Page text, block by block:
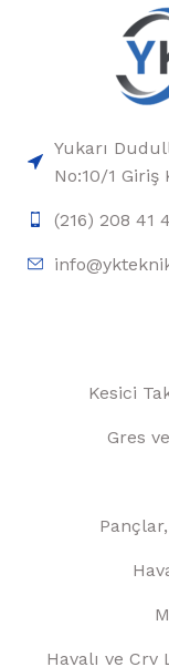
Yukarı
No:10/1
(216) 208 41
Kesici
Gres
Havalı ve Crv